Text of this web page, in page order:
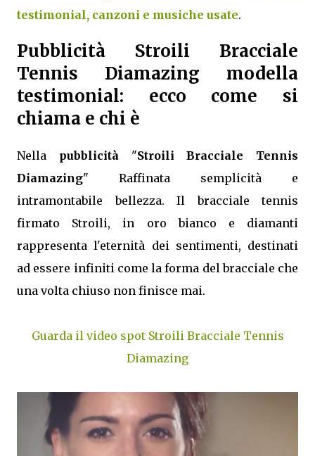
testimonial, canzoni e musiche usate.
Pubblicità Stroili Bracciale
Tennis Diamazing modella
testimonial: ecco come si
chiama e chi è
Nella pubblicità "Stroili Bracciale Tennis
Diamazing" Raffinata semplicità e
intramontabile bellezza. Il bracciale tennis
firmato Stroili, in oro bianco e diamanti
rappresenta l'eternità dei sentimenti, destinati
ad essere infiniti come la forma del bracciale che
una volta chiuso non finisce mai.
Guarda il video spot Stroili Bracciale Tennis
Diamazing